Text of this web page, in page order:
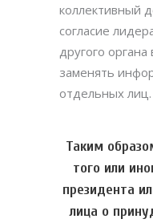
коллективный
согласие
другого
заменять
отдельных лиц.
Таким
того или
президента
лица о